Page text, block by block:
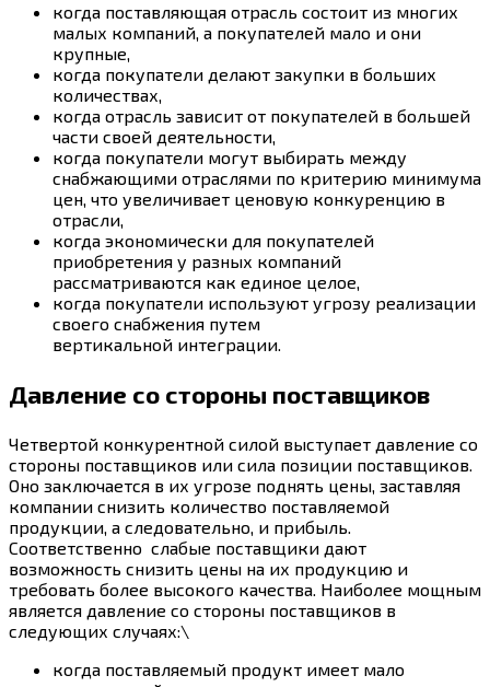
когда поставляющая отрасль состоит из многих
малых компаний, а покупателей мало и они
крупные,
когда покупатели делают закупки в больших
количествах,
когда отрасль зависит от покупателей в большей
части своей деятельности,
когда покупатели могут выбирать между
снабжающими отраслями по критерию минимума
цен, что увеличивает ценовую конкуренцию в
отрасли,
когда экономически для покупателей
приобретения у разных компаний
рассматриваются как единое целое,
когда покупатели используют угрозу реализации
своего снабжения путем
вертикальной интеграции.
Давление со стороны поставщиков
Четвертой конкурентной силой выступает давление со
стороны поставщиков или сила позиции поставщиков.
Оно заключается в их угрозе поднять цены, заставляя
компании снизить количество поставляемой
продукции, а следовательно, и прибыль.
Соответственно слабые поставщики дают
возможность снизить цены на их продукцию и
требовать более высокого качества. Наиболее мощным
является давление со стороны поставщиков в
следующих случаях:\
когда поставляемый продукт имеет мало